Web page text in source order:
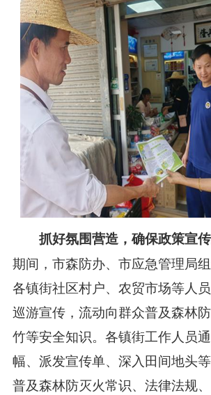
抓好氛围营造，确保政策宣传
期间，市森防办、市应急管理局
各镇街社区村户、农贸市场等人
巡游宣传，流动向群众普及森林
竹等安全知识。各镇街工作人员
幅、派发宣传单、深入田间地头
普及森林防灭火常识、法律法规